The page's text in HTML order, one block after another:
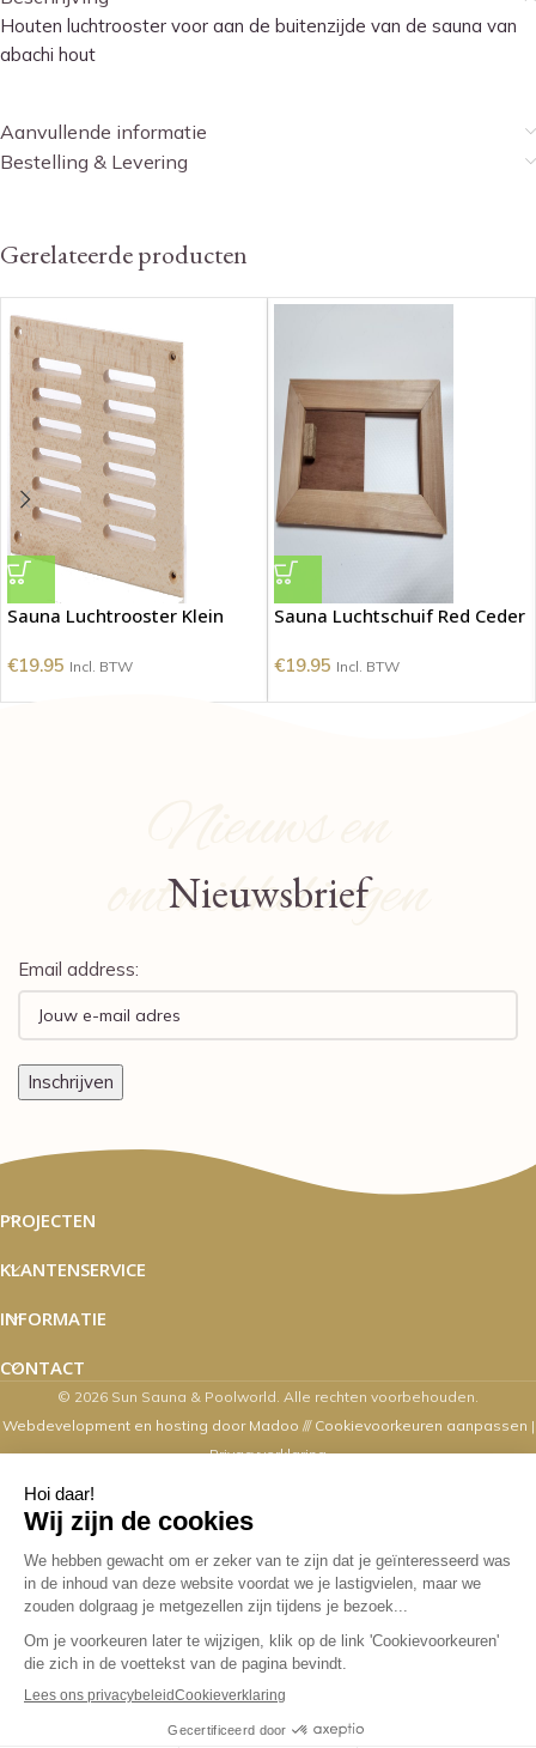
Houten luchtrooster voor aan de buitenzijde van de sauna van
abachi hout
Aanvullende informatie
Bestelling & Levering
Gerelateerde producten
Sauna Luchtrooster Klein
€19.95 Incl. BTW
Sauna Luchtschuif Red Ceder
€19.95 Incl. BTW
Nieuws en
ontwikkelingen
Nieuwsbrief
Email address:
PROJECTEN
KLANTENSERVICE
INFORMATIE
CONTACT
© 2026 Sun Sauna & Poolworld. Alle rechten voorbehouden.
Webdevelopment en hosting door Madoo /// Cookievoorkeuren aanpassen |
Privacyverklaring
Zaterdag's zijn wij van 10.00 t/m 16.00
uur geopend
Overige dagen mogelijk op afspraak. Contact via email,
webshop, whatsapp en telefonisch kan op alle